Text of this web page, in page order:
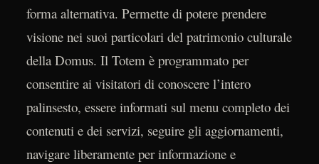
forma alternativa. Permette di potere prendere
visione nei suoi particolari del patrimonio culturale
della Domus. Il Totem è programmato per
consentire ai visitatori di conoscere l’intero
palinsesto, essere informati sul menu completo dei
contenuti e dei servizi, seguire gli aggiornamenti,
navigare liberamente per informazione e